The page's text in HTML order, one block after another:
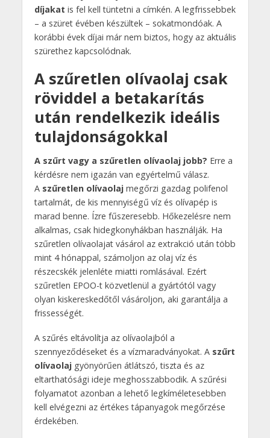
díjakat is fel kell tüntetni a címkén. A legfrissebbek
– a szüret évében készültek – sokatmondóak. A
korábbi évek díjai már nem biztos, hogy az aktuális
szürethez kapcsolódnak.
A szűretlen olívaolaj csak
röviddel a betakarítás
után rendelkezik ideális
tulajdonságokkal
A szűrt vagy a szűretlen olívaolaj jobb? Erre a
kérdésre nem igazán van egyértelmű válasz.
A szűretlen olívaolajmegőrzi gazdag polifenol
tartalmát, de kis mennyiségű víz és olívapép is
marad benne. Ízre fűszeresebb. Hőkezelésre nem
alkalmas, csak hidegkonyhákban használják. Ha
szűretlen olívaolajat vásárol az extrakció után több
mint 4 hónappal, számoljon az olaj víz és
részecskék jelenléte miatti romlásával. Ezért
szűretlen EPOO-t közvetlenül a gyártótól vagy
olyan kiskereskedőtől vásároljon, aki garantálja a
frissességét.
A szűrés eltávolítja az olívaolajból a
szennyeződéseket és a vízmaradványokat. A szűrt
olívaolajgyönyörűen átlátszó, tiszta és az
eltarthatósági ideje meghosszabbodik. A szűrési
folyamatot azonban a lehető legkíméletesebben
kell elvégezni az értékes tápanyagok megőrzése
érdekében.